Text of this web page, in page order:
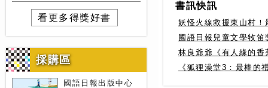
看更多得獎好書
採購區
國語日報出版中心
書訊快訊
妖怪火線救援東山村
國語日報兒童文學牧
林良爺爺《有人緣的
《狐狸澡堂3：最棒的